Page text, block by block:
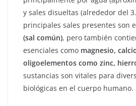
y sales disueltas (alrededor del
principales sales presentes son
(sal común), pero también
esenciales como magnesio,
oligoelementos como zinc,
sustancias son vitales para
biológicas en el cuerpo humano.